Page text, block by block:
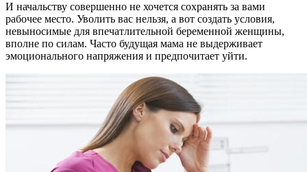
И начальству совершенно не хочется сохранять за вами
рабочее место. Уволить вас нельзя, а вот создать условия,
невыносимые для впечатлительной беременной женщины,
вполне по силам. Часто будущая мама не выдерживает
эмоционального напряжения и предпочитает уйти.